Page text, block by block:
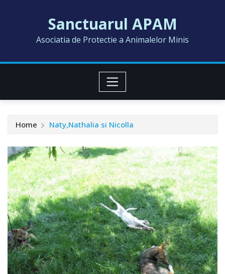
Sanctuarul APAM
Asociatia de Protectie a Animalelor Minis
Home Naty,Nathalia si Nicolla